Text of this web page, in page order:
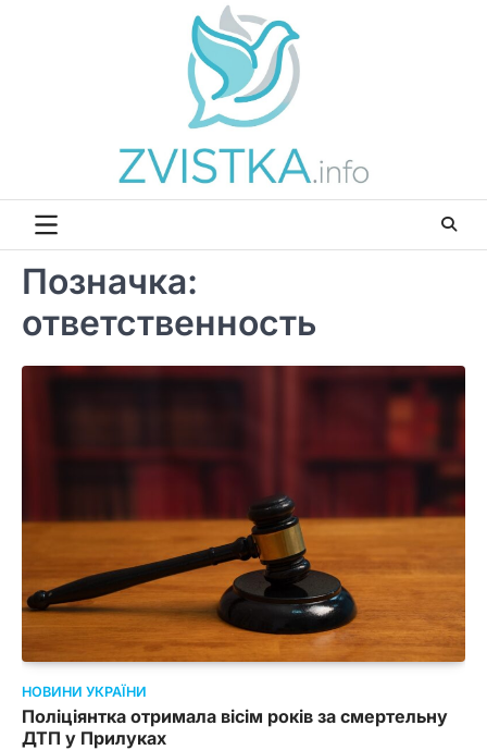
Позначка:
ответственность
НОВИНИ УКРАЇНИ
Поліціянтка отримала вісім років за смертельну
ДТП у Прилуках